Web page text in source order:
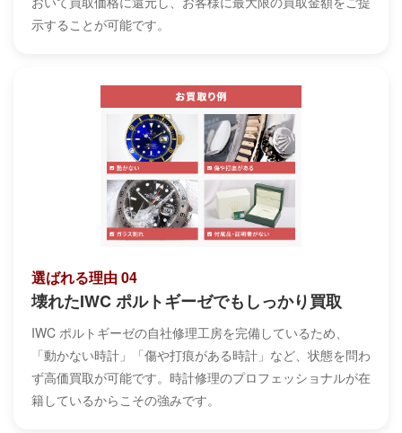
示することが可能です。
選ばれる理由 04
壊れたIWC ポルトギーゼでもしっかり買取
IWC ポルトギーゼの自社修理工房を完備しているため、
「動かない時計」「傷や打痕がある時計」など、状態を問わ
ず高価買取が可能です。時計修理のプロフェッショナルが在
籍しているからこその強みです。